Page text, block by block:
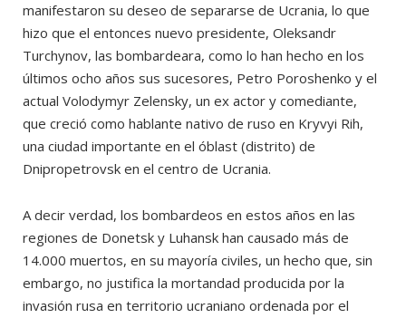
manifestaron su deseo de separarse de Ucrania, lo que
hizo que el entonces nuevo presidente, Oleksandr
Turchynov, las bombardeara, como lo han hecho en los
últimos ocho años sus sucesores, Petro Poroshenko y el
actual Volodymyr Zelensky, un ex actor y comediante,
que creció como hablante nativo de ruso en Kryvyi Rih,
una ciudad importante en el óblast (distrito) de
Dnipropetrovsk en el centro de Ucrania.
A decir verdad, los bombardeos en estos años en las
regiones de Donetsk y Luhansk han causado más de
14.000 muertos, en su mayoría civiles, un hecho que, sin
embargo, no justifica la mortandad producida por la
invasión rusa en territorio ucraniano ordenada por el